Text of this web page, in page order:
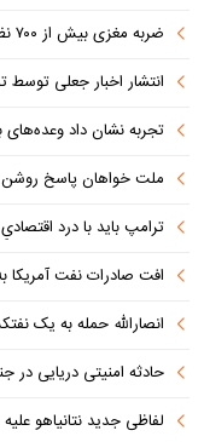
ضربه مغزی بیش از ۷۰۰ نظامی آمریکایی در حملات ایران
انتشار اخبار جعلی
تجربه نشان داد وعده‌های
ملت خواهان پاسخ
ترامپ باید با درد
افت صادرات نفت آمریکا به
انصارالله حمله به یک
حادثه امنیتی دریایی
لفاظی جدید نتانیاهو علیه